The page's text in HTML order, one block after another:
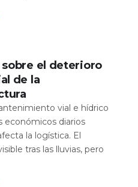
el deterioro
de la
vial e hídrico
económicos diarios
la logística. El
tras las lluvias, pero